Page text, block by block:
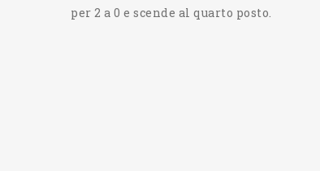
per 2 a 0 e scende al quarto posto.